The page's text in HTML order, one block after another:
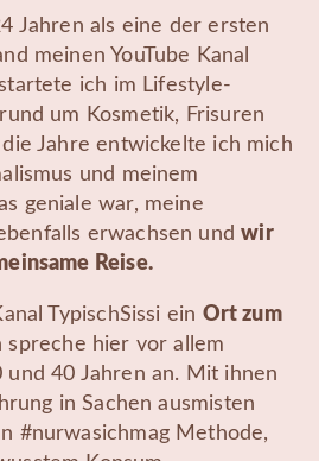
Jahren als eine der ersten
meinen YouTube Kanal
ich im Lifestyle-
um Kosmetik, Frisuren
Jahre entwickelte ich mich
und meinem
geniale war, meine
erwachsen undwir
Reise.
TypischSissi ein Ort zum
hier vor allem
und 40 Jahren an. Mit ihnen
in Sachen ausmisten
#nurwasichmag Methode,